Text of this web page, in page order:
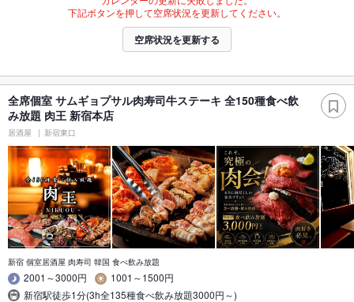
下記ボタンを押して空席状況を更新してください。
空席状況を更新する
全席個室 サムギョプサル肉寿司牛ステーキ 全150種食べ飲
み放題 肉王 新宿本店
居酒屋 新宿東口
新宿 個室居酒屋 肉寿司 韓国 食べ飲み放題
2001～3000円
1001～1500円
新宿駅徒歩1分(3h全135種食べ飲み放題3000円～)